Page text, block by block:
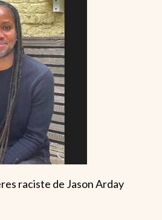
raciste de Jason Arday